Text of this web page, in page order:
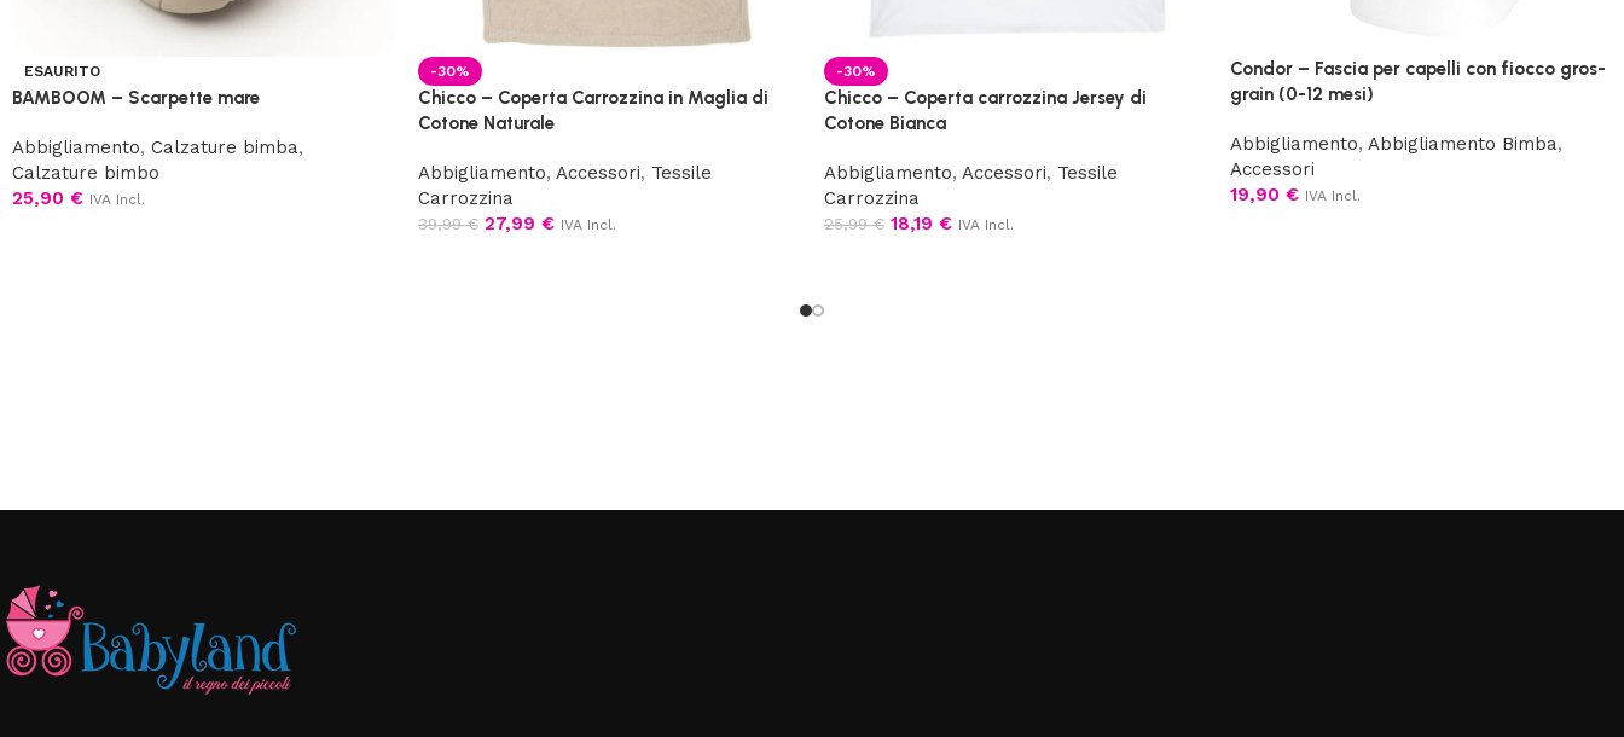
ESAURITO
BAMBOOM – Scarpette mare
Abbigliamento, Calzature bimba,
Calzature bimbo
25,90 € IVA Incl.
-30%
Chicco – Coperta Carrozzina in Maglia di
Cotone Naturale
Abbigliamento, Accessori, Tessile
Carrozzina
39,99€ 27,99 € IVA Incl.
-30%
Chicco – Coperta carrozzina Jersey di
Cotone Bianca
Abbigliamento, Accessori, Tessile
Carrozzina
25,99€ 18,19 € IVA Incl.
Condor – Fascia per capelli con fiocco gros-
grain (0-12 mesi)
Abbigliamento, Abbigliamento Bimba,
Accessori
19,90 € IVA Incl.